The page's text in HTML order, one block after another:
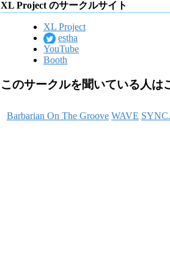
XL Project のサークルサイト
XL Project
estha
YouTube
Booth
このサークルを聞いている人
Barbarian On The Groove WAVE